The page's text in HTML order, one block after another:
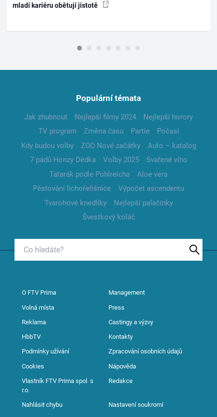
mladí kariéru obětují jistotě
Populární témata
Jak zhubnout Nejlepší filmy 2024
Nejlepší horory
TV program
Změna času Partie
Počasí
Kdy budou volby
ZOO Nové začátky
Auto – katalog
7 pádů Honzy Dědka
Volby 2025
Svařené víno
Tatarák podle Pohlreicha
Aloe vera
Pěstování lichořeřišnice
Výpočet ascendentu
Tvarohové knedlíky
Nejlepší palačinky
Švestkový koláč
O FTV Prima Management
Volná místa Press
Reklama Castingy a výzvy
HbbTV Kontakty
Podmínky užívání Zpracování osobních údajů
Cookies Nápověda
Vlastník FTV Prima spol. s
r.o.
Redakce
Nahlásit chybu Nastavení soukromí